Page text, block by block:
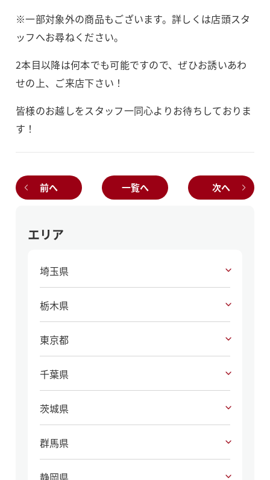
※一部対象外の商品もございます。詳しくは店頭スタ
ッフへお尋ねください。
2本目以降は何本でも可能ですので、ぜひお誘いあわ
せの上、ご来店下さい！
皆様のお越しをスタッフ一同心よりお待ちしておりま
す！
前へ 一覧へ 次へ
エリア
埼玉県
栃木県
東京都
千葉県
茨城県
群馬県